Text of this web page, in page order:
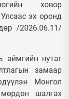
ховор
эх оронд
/2026.06.11/
аймгийн нутаг
замаар
Монгол
шалгах